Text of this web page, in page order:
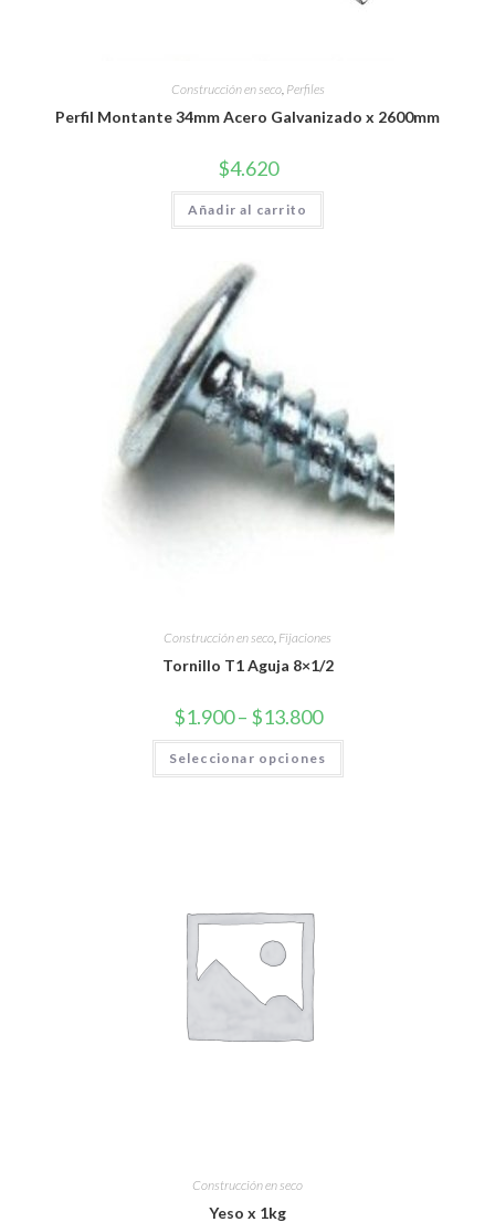
Construcción en seco, Perfiles
Perfil Montante 34mm Acero Galvanizado x 2600mm
$4.620
Añadir al carrito
Construcción en seco Fijaciones
Tornillo T1 Aguja 8×1/2
$1.900– $13.800
Seleccionar opciones
Construcción en seco
Yeso x 1kg